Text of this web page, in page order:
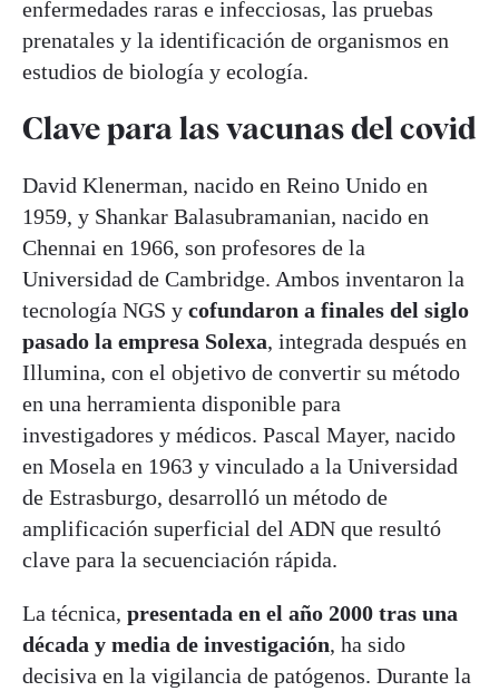
enfermedades raras e infecciosas, las pruebas
prenatales y la identificación de organismos en
estudios de biología y ecología.
Clave para las vacunas del covid
David Klenerman, nacido en Reino Unido en
1959, y Shankar Balasubramanian, nacido en
Chennai en 1966, son profesores de la
Universidad de Cambridge. Ambos inventaron la
tecnología NGS y cofundaron a finales del siglo
pasado la empresa Solexa, integrada después en
Illumina, con el objetivo de convertir su método
en una herramienta disponible para
investigadores y médicos. Pascal Mayer, nacido
en Mosela en 1963 y vinculado a la Universidad
de Estrasburgo, desarrolló un método de
amplificación superficial del ADN que resultó
clave para la secuenciación rápida.
La técnica, presentada en el año 2000 tras una
década y media de investigación, ha sido
decisiva en la vigilancia de patógenos. Durante la